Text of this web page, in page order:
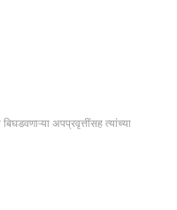
अपप्रवृत्तींसह त्यांच्या